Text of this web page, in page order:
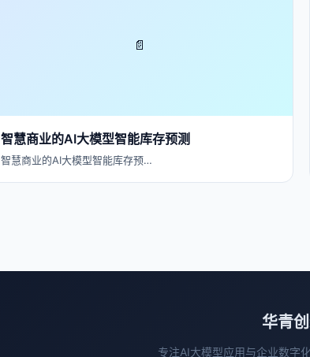
📄
智慧商业的AI大模型智能库存预测
智慧商业的AI大模型智能库存预…
华青
专注AI大模型应用与企业数字